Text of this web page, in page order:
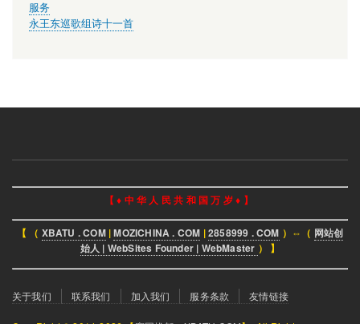
服务
永王东巡歌组诗十一首
【 ♦ 中 华 人 民 共 和 国 万 岁 ♦ 】
【 （ XBATU . COM|MOZICHINA . COM |2858999 . COM ）⇔（ 网站创
始人 | WebSites Founder | WebMaster ） 】
页
关于我们 联系我们 加入我们 服务条款 友情链接